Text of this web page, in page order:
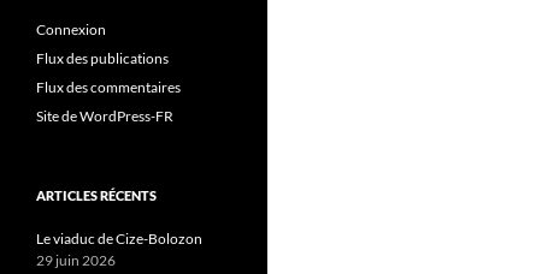
Connexion
Flux des publications
Flux des commentaires
Site de WordPress-FR
ARTICLES RÉCENTS
Le viaduc de Cize-Bolozon
29 juin 2026